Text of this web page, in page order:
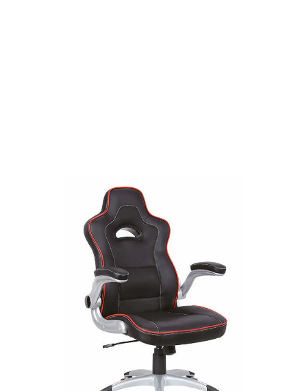
SEDIA UFF. PILOTA NERA E ROSSA
BN1638
Non Disponibile
Dimensione: 69 X 55 X H. 110/118